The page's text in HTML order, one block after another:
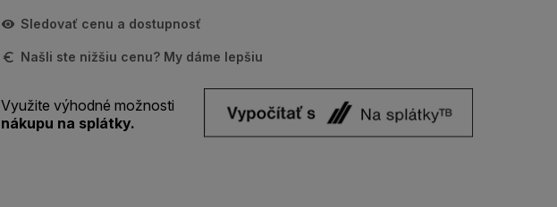
Sledovať cenu a dostupnosť
Našli ste nižšiu cenu? My dáme lepšiu
Využite výhodné možnosti
nákupu na splátky.